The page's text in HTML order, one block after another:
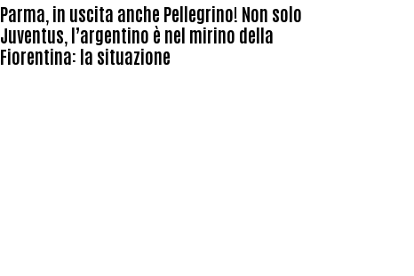
Parma, in uscita anche Pellegrino! Non solo
Juventus, l’argentino è nel mirino della
Fiorentina: la situazione